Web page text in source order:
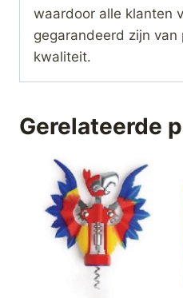
waardoor alle klanten
gegarandeerd zijn
kwaliteit.
Gerelateerde